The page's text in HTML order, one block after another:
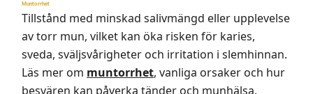
Muntorrhet
Tillstånd med minskad salivmängd eller upplevelse
av torr mun, vilket kan öka risken för karies,
sveda, sväljsvårigheter och irritation i slemhinnan.
Läs mer om muntorrhet, vanliga orsaker och hur
besvären kan påverka tänder och munhälsa.